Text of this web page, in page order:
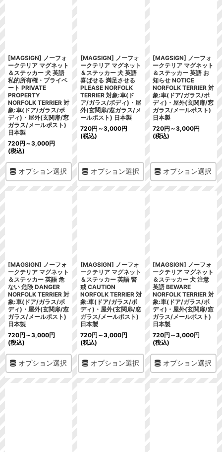
[MAGSIGN] ノーフォ
ークテリア マグネット
＆ステッカー 犬 英語
私的所有権・プライベ
ート PRIVATE
PROPERTY
NORFOLK TERRIER 対
象:車(ドア/ガラス/ボ
ディ)・屋外(玄関扉/窓
ガラス/メールポスト)
日本製
720円 ～3,000円
(税込)
オプション選択
[MAGSIGN] ノーフォ
ークテリア マグネット
＆ステッカー 犬 英語
喜ばせる 満足させる
PLEASE NORFOLK
TERRIER 対象:車(ド
ア/ガラス/ボディ)・屋
外(玄関扉/窓ガラス/メ
ールポスト) 日本製
720円 ～3,000円
(税込)
オプション選択
[MAGSIGN] ノーフォ
ークテリア マグネット
＆ステッカー 英語 お
知らせ NOTICE
NORFOLK TERRIER 対
象:車(ドア/ガラス/ボ
ディ)・屋外(玄関扉/窓
ガラス/メールポスト)
日本製
720円 ～3,000円
(税込)
オプション選択
[MAGSIGN] ノーフォ
ークテリア マグネット
＆ステッカー 英語 危
ない 危険 DANGER
NORFOLK TERRIER 対
象:車(ドア/ガラス/ボ
ディ)・屋外(玄関扉/窓
ガラス/メールポスト)
日本製
720円 ～3,000円
(税込)
オプション選択
[MAGSIGN] ノーフォ
ークテリア マグネット
＆ステッカー 英語 警
戒 CAUTION
NORFOLK TERRIER 対
象:車(ドア/ガラス/ボ
ディ)・屋外(玄関扉/窓
ガラス/メールポスト)
日本製
720円 ～3,000円
(税込)
オプション選択
[MAGSIGN] ノーフォ
ークテリア マグネット
＆ステッカー 犬 注意
英語 BEWARE
NORFOLK TERRIER 対
象:車(ドア/ガラス/ボ
ディ)・屋外(玄関扉/窓
ガラス/メールポスト)
日本製
720円 ～3,000円
(税込)
オプション選択